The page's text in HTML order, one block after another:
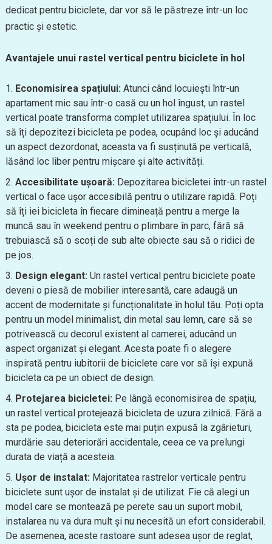
dedicat pentru biciclete, dar vor să le păstreze într-un loc
practic și estetic.
Avantajele unui rastel vertical pentru biciclete în hol
Economisirea spațiului: Atunci când locuiești într-un
apartament mic sau într-o casă cu un hol îngust, un rastel
vertical poate transforma complet utilizarea spațiului. În loc
să îți depozitezi bicicleta pe podea, ocupând loc și aducând
un aspect dezordonat, aceasta va fi susținută pe verticală,
lăsând loc liber pentru mișcare și alte activități.
Accesibilitate ușoară: Depozitarea bicicletei într-un rastel
vertical o face ușor accesibilă pentru o utilizare rapidă. Poți
să îți iei bicicleta în fiecare dimineață pentru a merge la
muncă sau în weekend pentru o plimbare în parc, fără să
trebuiască să o scoți de sub alte obiecte sau să o ridici de
pe jos.
Design elegant: Un rastel vertical pentru biciclete poate
deveni o piesă de mobilier interesantă, care adaugă un
accent de modernitate și funcționalitate în holul tău. Poți opta
pentru un model minimalist, din metal sau lemn, care să se
potrivească cu decorul existent al camerei, aducând un
aspect organizat și elegant. Acesta poate fi o alegere
inspirată pentru iubitorii de biciclete care vor să își expună
bicicleta ca pe un obiect de design.
Protejarea bicicletei: Pe lângă economisirea de spațiu,
un rastel vertical protejează bicicleta de uzura zilnică. Fără a
sta pe podea, bicicleta este mai puțin expusă la zgârieturi,
murdărie sau deteriorări accidentale, ceea ce va prelungi
durata de viață a acesteia.
Ușor de instalat: Majoritatea rastrelor verticale pentru
biciclete sunt ușor de instalat și de utilizat. Fie că alegi un
model care se montează pe perete sau un suport mobil,
instalarea nu va dura mult și nu necesită un efort considerabil.
De asemenea, aceste rastoare sunt adesea ușor de reglat,